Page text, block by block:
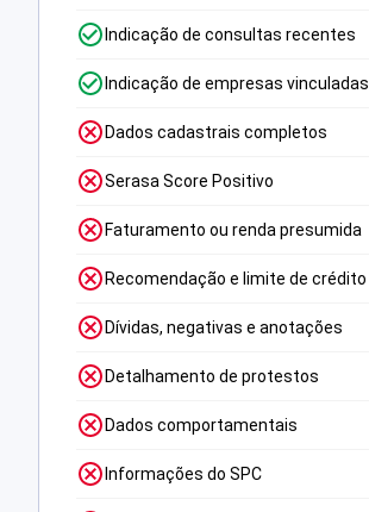
Indicação de consultas recentes
Indicação de empresas vinculadas
Dados cadastrais completos
Serasa Score Positivo
Faturamento ou renda presumida
Recomendação e limite de crédito
Dívidas, negativas e anotações
Detalhamento de protestos
Dados comportamentais
Informações do SPC